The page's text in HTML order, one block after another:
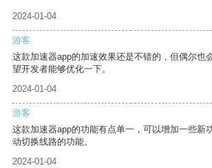
2024-01-04
游客
这款加速器app的加速效果还是不错的，但偶尔也
望开发者能够优化一下。
2024-01-04
游客
这款加速器app的功能有点单一，可以增加一些新
动切换线路的功能。
2024-01-04